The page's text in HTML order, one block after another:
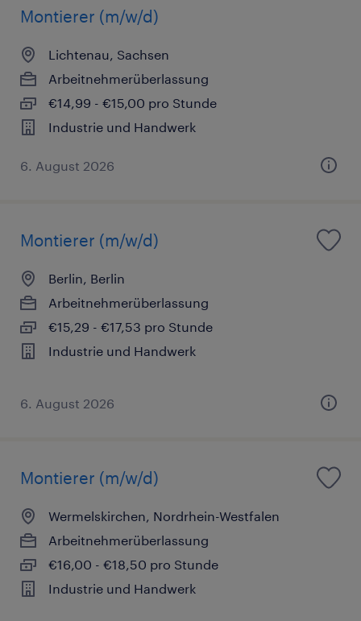
Montierer (m/w/d)
Lichtenau, Sachsen
Arbeitnehmerüberlassung
€14,99 - €15,00 pro Stunde
Industrie und Handwerk
6. August 2026
Montierer (m/w/d)
Berlin, Berlin
Arbeitnehmerüberlassung
€15,29 - €17,53 pro Stunde
Industrie und Handwerk
6. August 2026
Montierer (m/w/d)
Wermelskirchen, Nordrhein-Westfalen
Arbeitnehmerüberlassung
€16,00 - €18,50 pro Stunde
Industrie und Handwerk